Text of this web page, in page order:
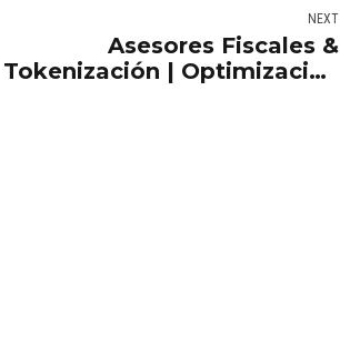
NEXT
Asesores Fiscales &
Tokenización | Optimización